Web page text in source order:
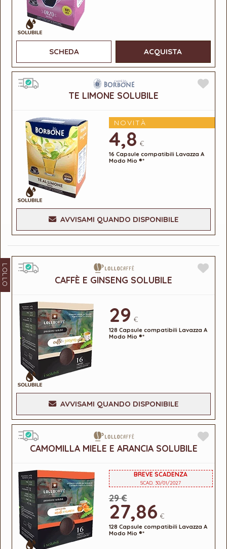
SCHEDA ACQUISTA
TE LIMONE SOLUBILE
NOVITÀ
4,8 €
16 Capsule compatibili Lavazza A
Modo Mio ®*
AVVISAMI QUANDO DISPONIBILE
LOLLO CAFFÈ E GINSENG SOLUBILE
29 €
128 Capsule compatibili Lavazza A
Modo Mio ®*
AVVISAMI QUANDO DISPONIBILE
CAMOMILLA MIELE E ARANCIA SOLUBILE
BREVE SCADENZA
SCAD. 30/01/2027
29 €
27,86 €
128 Capsule compatibili Lavazza A
Modo Mio ®*